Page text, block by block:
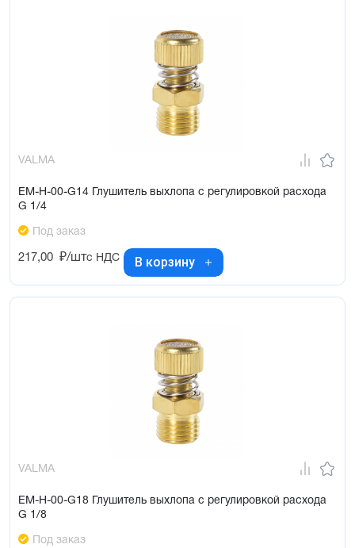
VALMA
EM-H-00-G14 Глушитель выхлопа с регулировкой расхода
G 1/4
Под заказ
217,00 ₽/штс НДС В корзину
VALMA
EM-H-00-G18 Глушитель выхлопа с регулировкой расхода
G 1/8
Под заказ